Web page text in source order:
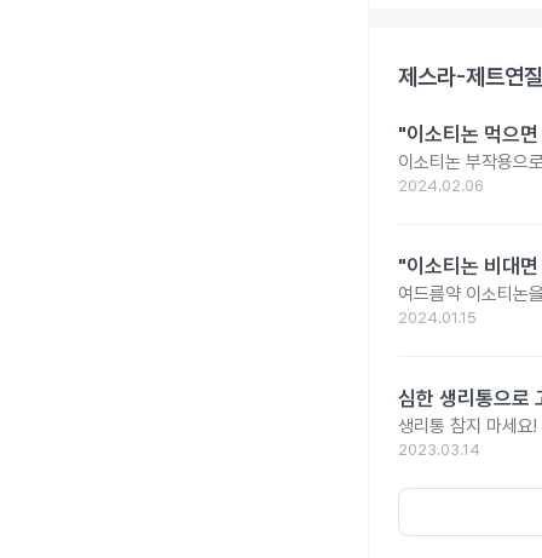
제스라-제트연
"이소티논 먹으
이소티논 부작용으
2024.02.06
"이소티논 비대
여드름약 이소티논
2024.01.15
심한 생리통으로
생리통 참지 마세요
2023.03.14